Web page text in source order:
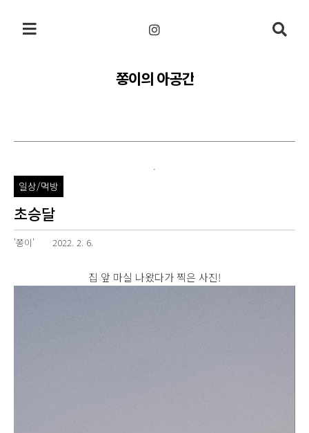
쫑이의 아공간
일상/먹방
초승달
'쫑이' 2022. 2. 6.
집 앞 마실 나왔다가 찍은 사진!